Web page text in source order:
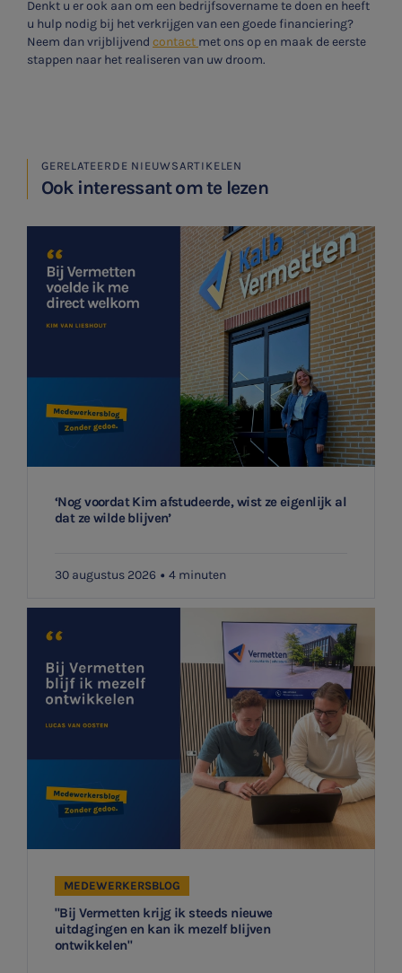
Meest gezochte onderwerpen
Belastingadvies
Accountancy
HR & Salaris
Contact
E-mailadres
Aanmelden
Denkt u er ook aan om een bedrijfsovername te doen en heeft
u hulp nodig bij het verkrijgen van een goede financiering?
Neem dan vrijblijvend contact met ons op en maak de eerste
stappen naar het realiseren van uw droom.
GERELATEERDE NIEUWSARTIKELEN
Ook interessant om te lezen
‘Nog voordat Kim afstudeerde, wist ze eigenlijk al
dat ze wilde blijven’
30 augustus 2026 4 minuten
"Bij Vermetten krijg ik steeds nieuwe
uitdagingen en kan ik mezelf blijven
ontwikkelen"
MEDEWERKERSBLOG